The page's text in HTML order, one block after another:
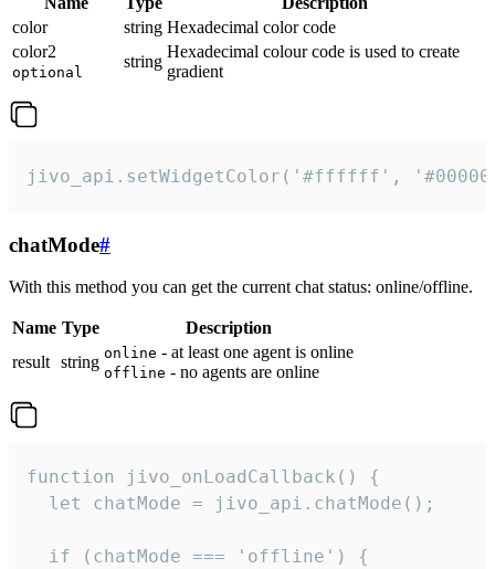
color
string Hexadecimal color code
color2
optional
string
Hexadecimal colour code is used to create
gradient
jivo_api.setWidgetColor('#ffffff',
chatMode#
With this method you can get the current chat status: online/offline.
Name Type
Description
result string online - at least one agent is online
offline - no agents are online
function jivo_onLoadCallback() {
  let chatMode = jivo_api.chatMode();
  if (chatMode === 'offline') {